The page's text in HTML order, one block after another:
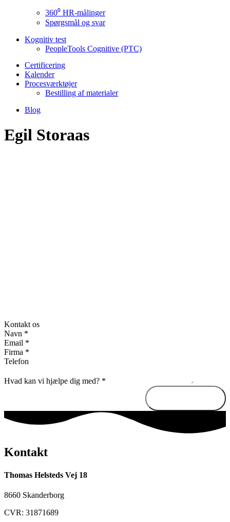
360⁰ HR-målinger
Spørgsmål og svar
Kognitiv test
PeopleTools Cognitive (PTC)
Certificering
Kalender
Procesværktøjer
Bestilling af materialer
Blog
Egil Storaas
Kontakt os
Navn *
Email *
Firma *
Telefon
Hvad kan vi hjælpe dig med? *
Kontakt
Thomas Helsteds Vej 18
8660 Skanderborg
CVR: 31871689